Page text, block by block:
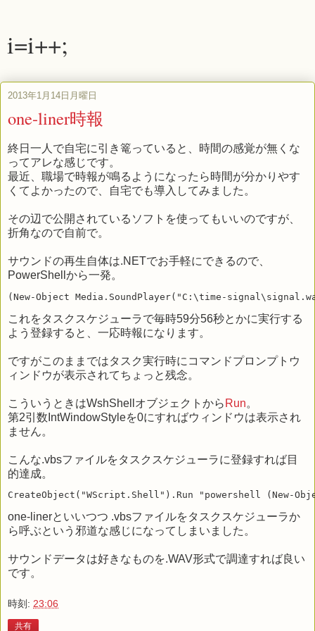
i=i++;
2013年1月14日月曜日
one-liner時報
終日一人で自宅に引き篭っていると、時間の感覚が無くな
ってアレな感じです。
最近、職場で時報が鳴るようになったら時間が分かりやす
くてよかったので、自宅でも導入してみました。
その辺で公開されているソフトを使ってもいいのですが、
折角なので自前で。
サウンドの再生自体は.NETでお手軽にできるので、
PowerShellから一発。
これをタスクスケジューラで毎時59分56秒とかに実行する
よう登録すると、一応時報になります。
ですがこのままではタスク実行時にコマンドプロンプトウ
ィンドウが表示されてちょっと残念。
こういうときはWshShellオブジェクトから Run。
第2引数IntWindowStyleを0にすればウィンドウは表示され
ません。
こんな.vbsファイルをタスクスケジューラに登録すれば目
的達成。
one-linerといいつつ .vbsファイルをタスクスケジューラか
ら呼ぶという邪道な感じになってしまいました。
サウンドデータは好きなものを.WAV形式で調達すれば良い
です。
時刻: 23:06
共有